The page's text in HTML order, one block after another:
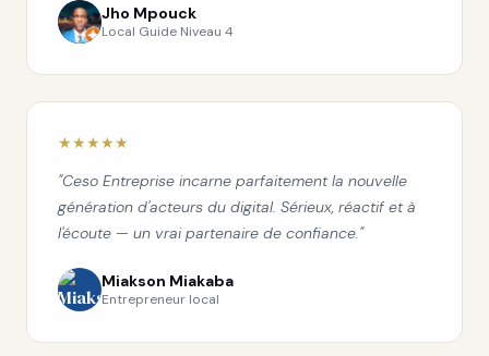
Jho Mpouck
Local Guide Niveau 4
★★★★★
"Ceso Entreprise incarne parfaitement la nouvelle
génération d'acteurs du digital. Sérieux, réactif et à
l'écoute — un vrai partenaire de confiance."
Miakson Miakaba
Entrepreneur local